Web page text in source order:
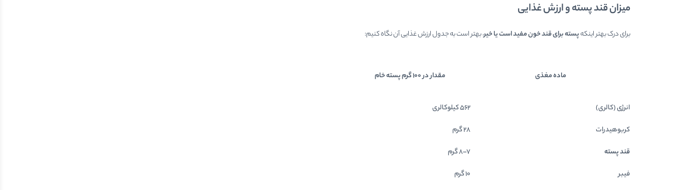
میزان قند پسته و ارزش غذایی
برای درک بهتر اینکهپسته برای قند خون مفید است یا خیر، بهتر است به جدول ارزش غذایی آن نگاه کنیم:
ماده مغذی مقدار در 100 گرم پسته خام
انرژی (کالری)
562 کیلوکالری
کربوهیدرات
28 گرم
قند پسته
7–8 گرم
فیبر
10 گرم